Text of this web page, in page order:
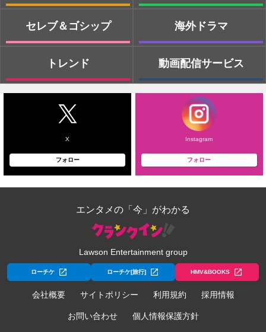
セレブ＆ゴシップ
トレンド
海外ドラマ
動画配信サービス
X
フォロー
Instagram
フォロー
エンタメの「今」がわかる
Lawson Entertainment group
ローチケ ローチケ[旅行] HMV&BOOKS
会社概要 サイトポリシー 利用規約 採用情報
お問い合わせ 個人情報保護方針